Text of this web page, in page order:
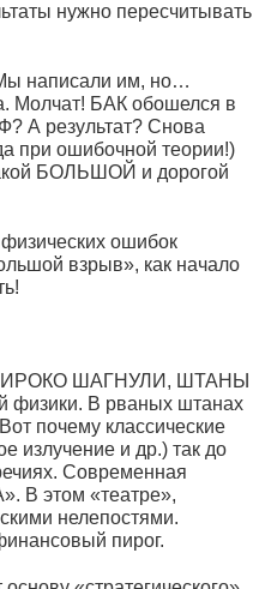
нужно пересчитывать
написали им, но…
Молчат! БАК обошелся в
А результат? Снова
при ошибочной теории!)
БОЛЬШОЙ и дорогой
ошибок
взрыв», как начало
«ШИРОКО ШАГНУЛИ, ШТАНЫ
физики. В рваных штанах
почему классические
излучение и др.) так до
Современная
В этом «театре»,
нелепостями.
пирог.